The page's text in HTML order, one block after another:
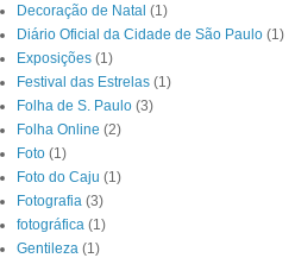
Decoração de Natal (1)
Diário Oficial da Cidade de São Paulo (1)
Exposições (1)
Festival das Estrelas (1)
Folha de S. Paulo (3)
Folha Online (2)
Foto (1)
Foto do Caju (1)
Fotografia (3)
fotográfica (1)
Gentileza (1)